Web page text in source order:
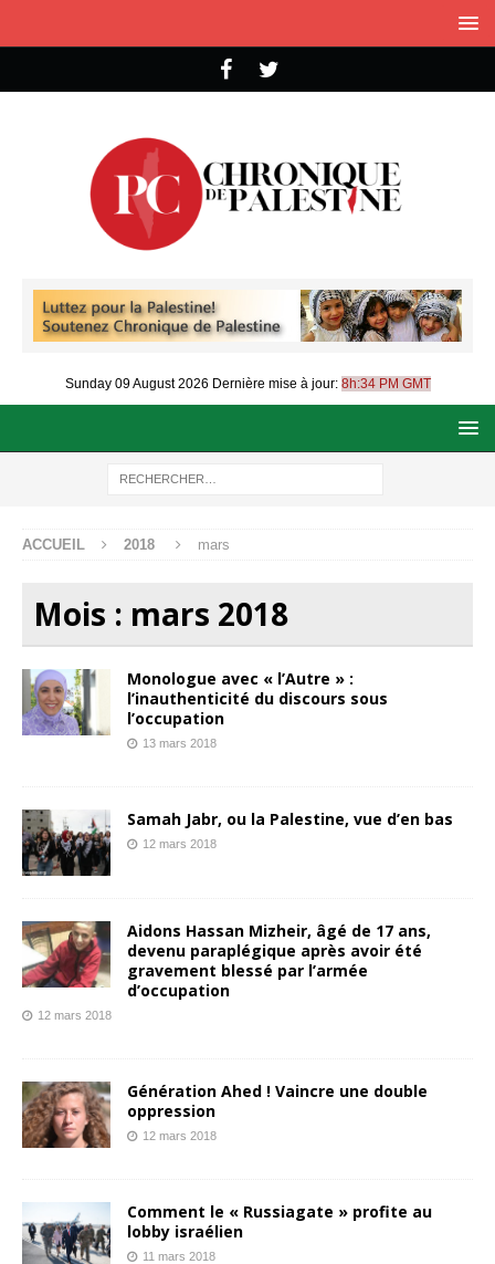
Sunday 09 August 2026 Dernière mise à jour: 8h:34 PM GMT
ACCUEIL 2018 mars
Mois : mars 2018
Monologue avec « l’Autre » :
l’inauthenticité du discours sous
l’occupation
13 mars 2018
Samah Jabr, ou la Palestine, vue d’en bas
12 mars 2018
Aidons Hassan Mizheir, âgé de 17 ans,
devenu paraplégique après avoir été
gravement blessé par l’armée
d’occupation
12 mars 2018
Génération Ahed ! Vaincre une double
oppression
12 mars 2018
Comment le « Russiagate » profite au
lobby israélien
11 mars 2018